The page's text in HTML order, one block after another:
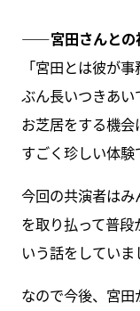
――宮田さんとの
「宮田とは彼が
ぶん長いつきあ
お芝居をする機
すごく珍しい体験
今回の共演者は
を取り払って普
いう話をしていま
なので今後、宮